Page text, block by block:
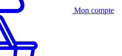
Mon compte